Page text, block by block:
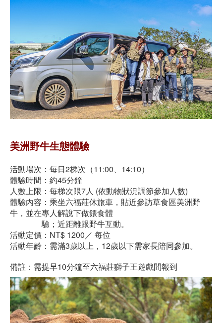
美洲野牛生態體驗
活動場次：每日2梯次（11:00、14:10）
體驗時間：約45分鐘
人數上限：每梯次限7人 (依動物狀況調節參加人數)
體驗內容：乘坐六福莊休旅車，貼近參訪草食區美洲野
牛，並在專人解說下做餵食體
驗；近距離跟野牛互動。
活動定價：NT$ 1200／ 每位
活動年齡：需滿3歲以上，12歲以下需家長陪同參加。
備註：需提早10分鐘至六福莊獅子王遊戲間報到